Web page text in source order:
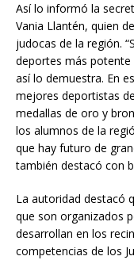
Así lo informó la
Vania Llantén, quien
judocas de la región.
deportes más potente
así lo demuestra. En
mejores deportistas
medallas de oro y
los alumnos de la
que hay futuro de
también destacó con
La autoridad destacó
que son organizados
desarrollan en los
competencias de los